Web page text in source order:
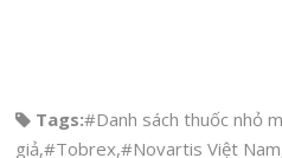
Tags:#Danh sách thuốc nhỏ
giả,#Tobrex,#Novartis Việt Nam